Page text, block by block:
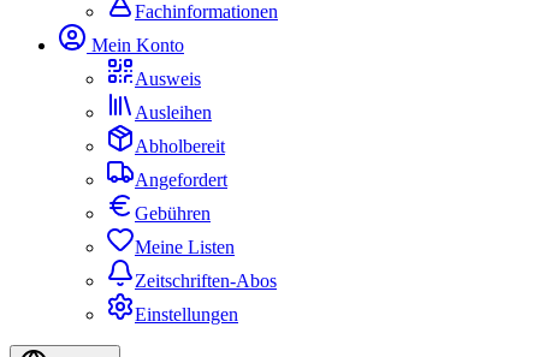
Fachinformationen
Mein Konto
Ausweis
Ausleihen
Abholbereit
Angefordert
Gebühren
Meine Listen
Zeitschriften-Abos
Einstellungen